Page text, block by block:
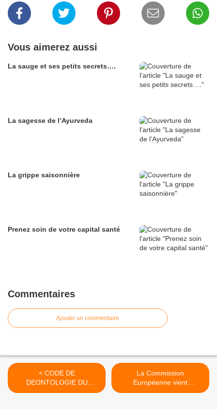
Vous aimerez aussi
La sauge et ses petits secrets….
La sagesse de l’Ayurveda
La grippe saisonnière
Prenez soin de votre capital santé
Commentaires
Ajouter un commentaire
< CODE DE
DEONTOLOGIE DU
PROFESSEUR DE YOGA
La Commission
Européenne vient
d'autoriser la culture de